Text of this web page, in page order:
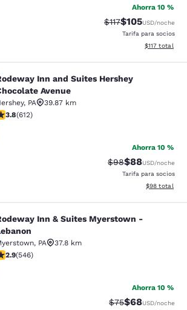
Ahorra 10 %
Precio tachado:
$117Precio con
$105USD/noche
Tarifa para socios
Ver detalles
$117 total
and Suites Hershey
Inn and Suites Hershey
Avenue
, PA
39.87 km
de 3.78 estrellas. Bueno. 612 reseñas
3.8(612)
Ahorra 10 %
Precio tachado:
$98Precio con
$88USD/noche
Tarifa para socios
Ver detalles
$98 total
& Suites Myerstown -
Inn & Suites Myerstown -
, PA
37.8 km
de 2.86 estrellas. Feria. 546 reseñas
2.9(546)
Ahorra 10 %
Precio tachado:
$75Precio con
$68USD/noche